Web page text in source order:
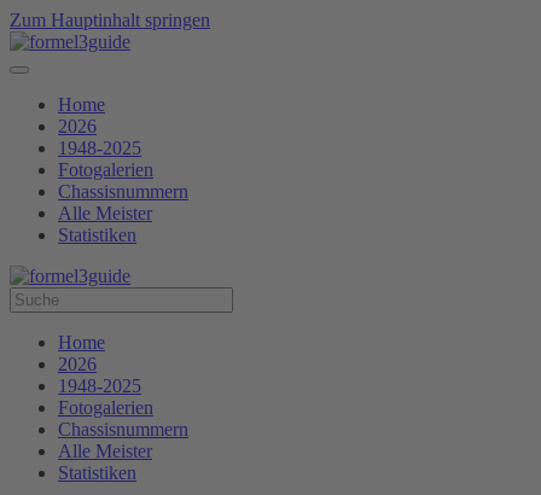
Zum Hauptinhalt springen
Home
2026
1948-2025
Fotogalerien
Chassisnummern
Alle Meister
Statistiken
Home
2026
1948-2025
Fotogalerien
Chassisnummern
Alle Meister
Statistiken